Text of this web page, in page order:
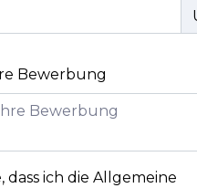
Bewerbung
dass ich die Allgemeine